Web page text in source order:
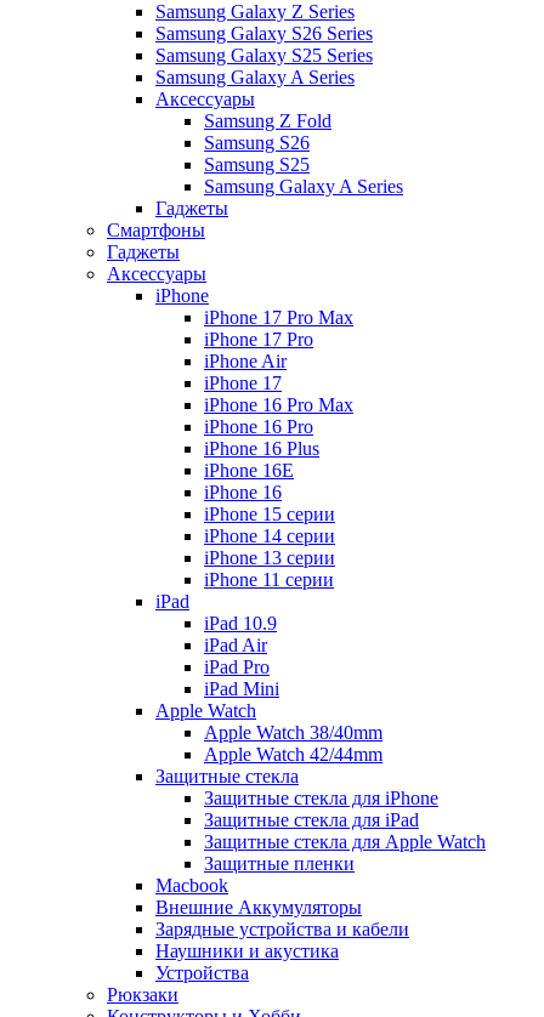
Samsung Galaxy Z Series
Samsung Galaxy S26 Series
Samsung Galaxy S25 Series
Samsung Galaxy A Series
Аксессуары
Samsung Z Fold
Samsung S26
Samsung S25
Samsung Galaxy A Series
Гаджеты
Смартфоны
Гаджеты
Аксессуары
iPhone
iPhone 17 Pro Max
iPhone 17 Pro
iPhone Air
iPhone 17
iPhone 16 Pro Max
iPhone 16 Pro
iPhone 16 Plus
iPhone 16E
iPhone 16
iPhone 15 серии
iPhone 14 серии
iPhone 13 серии
iPhone 11 серии
iPad
iPad 10.9
iPad Air
iPad Pro
iPad Mini
Apple Watch
Apple Watch 38/40mm
Apple Watch 42/44mm
Защитные стекла
Защитные стекла для iPhone
Защитные стекла для iPad
Защитные стекла для Apple Watch
Защитные пленки
Macbook
Внешние Аккумуляторы
Зарядные устройства и кабели
Наушники и акустика
Устройства
Рюкзаки